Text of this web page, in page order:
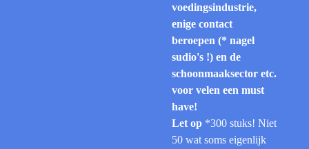
voedingsindustrie,
enige contact
beroepen (* nagel
sudio's !) en de
schoonmaaksector etc.
voor velen een must
have!
Let op *300 stuks! Niet
50 wat soms eigenlijk